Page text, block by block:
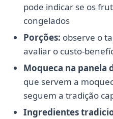
pode indicar se os
congelados
Porções: observe o
avaliar o custo-
Moqueca na panela
que servem a
seguem a tradição
Ingredientes